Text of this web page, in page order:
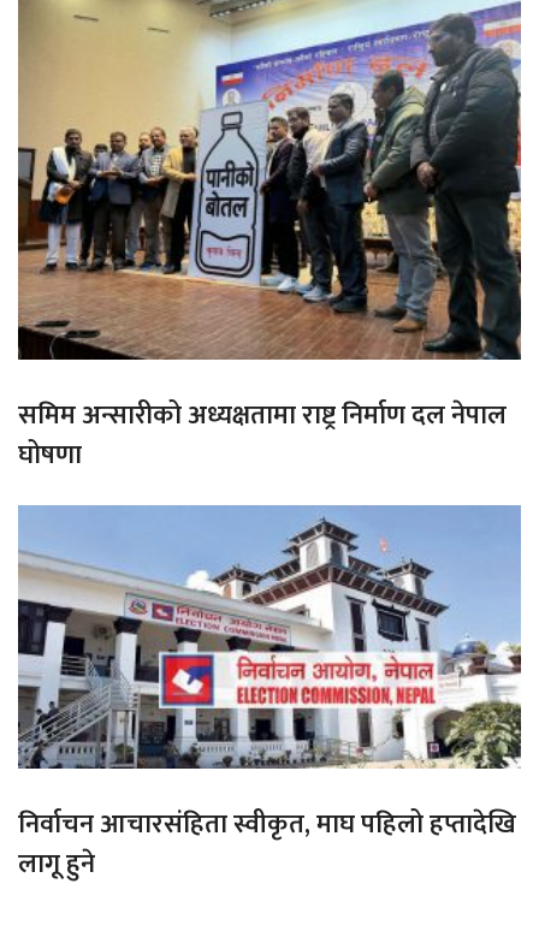
समिम अन्सारीको अध्यक्षतामा राष्ट्र निर्माण दल नेपाल
घोषणा
निर्वाचन आचारसंहिता स्वीकृत, माघ पहिलो हप्तादेखि
लागू हुने